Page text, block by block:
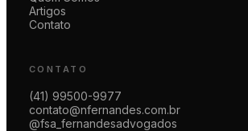
Artigos
Contato
CONTATO
(41) 99500-9977
contato@nfernandes.com.br
@fsa_fernandesadvogados